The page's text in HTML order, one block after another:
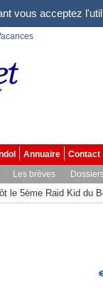
vous acceptez
Annuaire
Contact
Les brèves
le 5ème Raid Kid du